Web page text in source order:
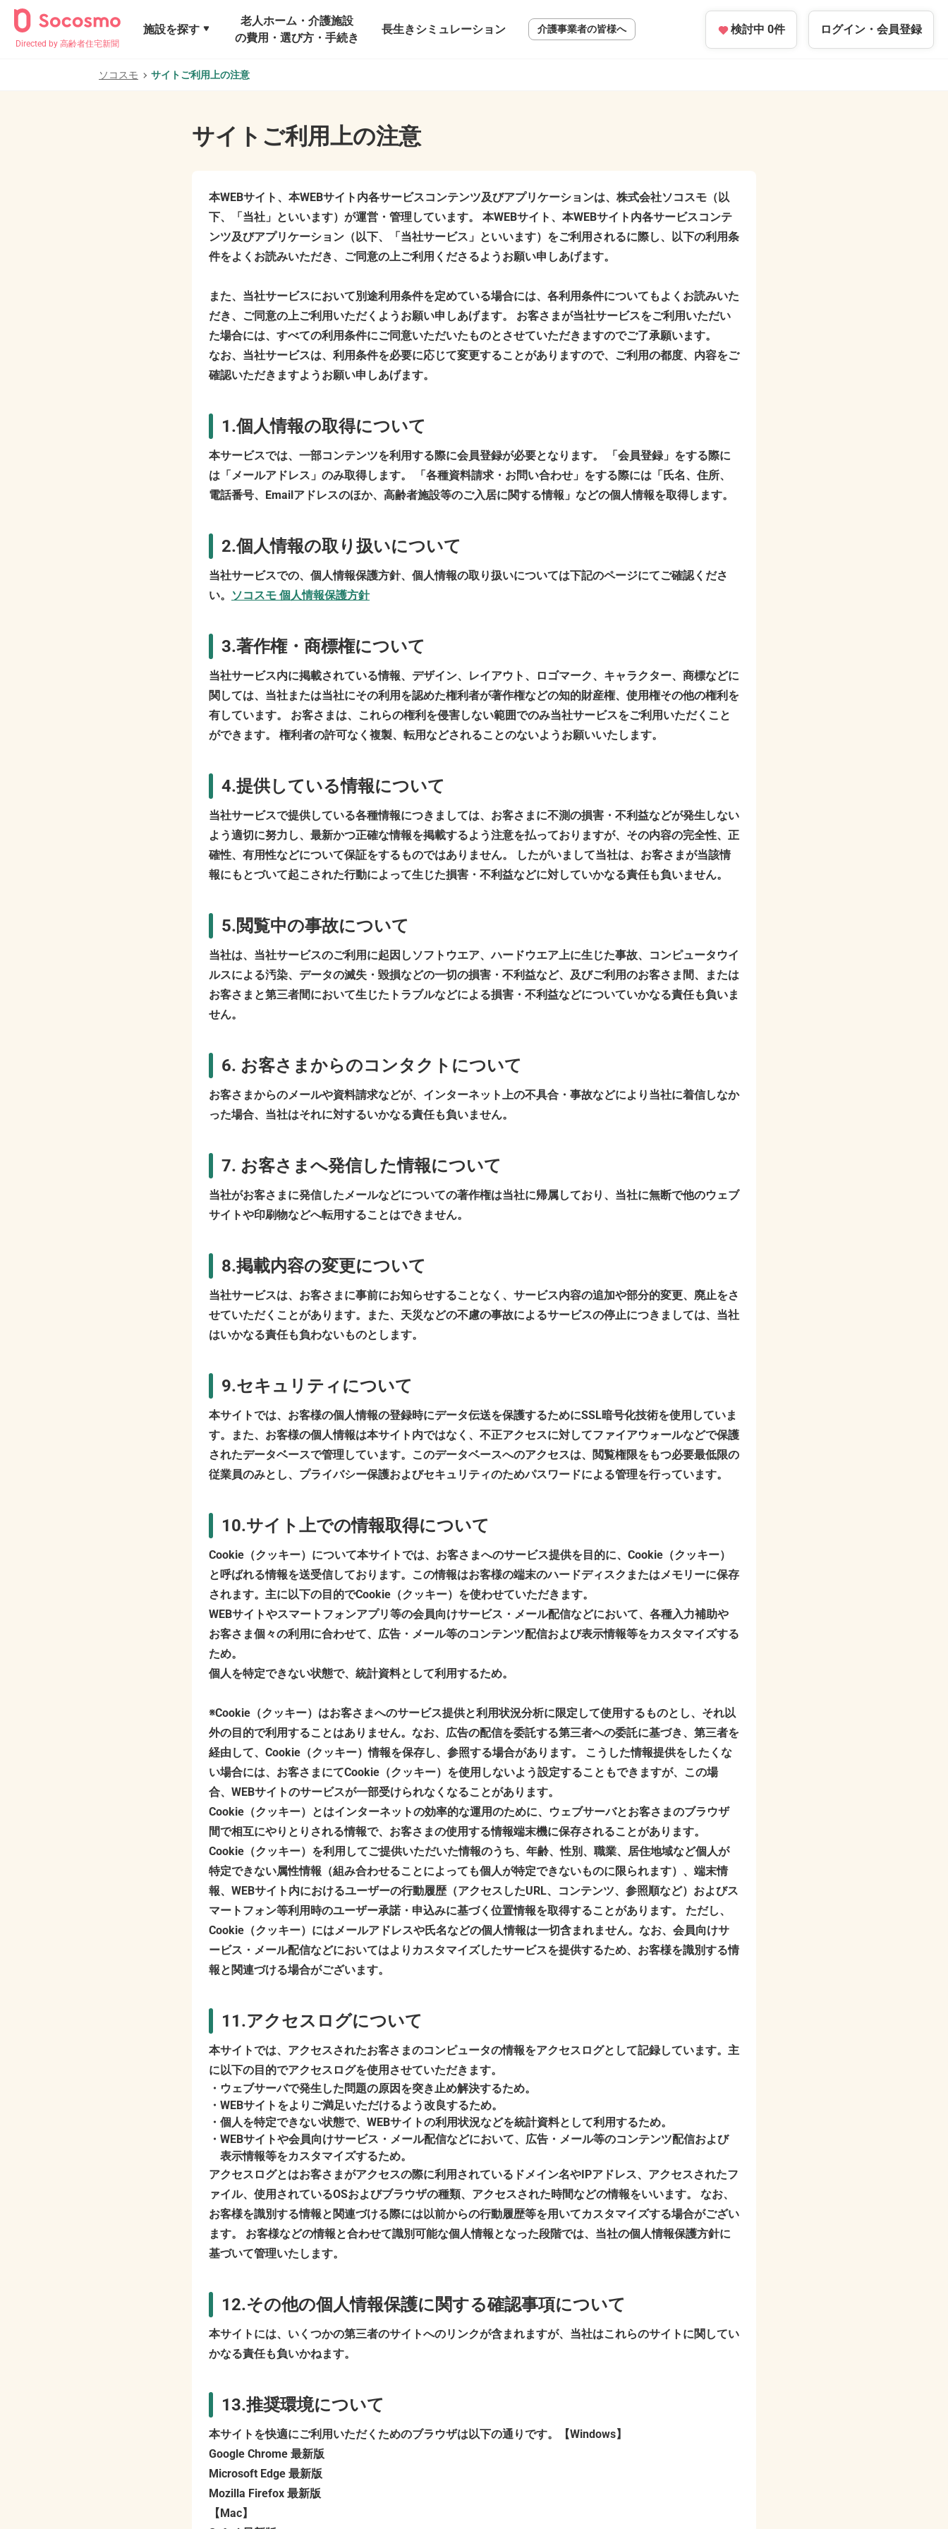
Directed by 高齢者住宅新聞
施設を探す
老人ホーム・介護施設
の費用・選び方・手続き
長生きシミュレーション 介護事業者の皆様へ 検討中 0件 ログイン・ 会員登録
ソコスモ サイトご利用上の注意
サイトご利用上の注意
本WEBサイト、本WEBサイト内各サービスコンテンツ及びアプリケーションは、株式会社ソコスモ（以
下、「当社」といいます）が運営・管理しています。 本WEBサイト、本WEBサイト内各サービスコンテ
ンツ及びアプリケーション（以下、「当社サービス」といいます）をご利用されるに際し、以下の利用条
件をよくお読みいただき、ご同意の上ご利用くださるようお願い申しあげます。
また、当社サービスにおいて別途利用条件を定めている場合には、各利用条件についてもよくお読みいた
だき、ご同意の上ご利用いただくようお願い申しあげます。 お客さまが当社サービスをご利用いただい
た場合には、すべての利用条件にご同意いただいたものとさせていただきますのでご了承願います。
なお、当社サービスは、利用条件を必要に応じて変更することがありますので、ご利用の都度、内容をご
確認いただきますようお願い申しあげます。
1.個人情報の取得について
本サービスでは、一部コンテンツを利用する際に会員登録が必要となります。 「会員登録」をする際に
は「メールアドレス」のみ取得します。 「各種資料請求・お問い合わせ」をする際には「氏名、住所、
電話番号、Emailアドレスのほか、高齢者施設等のご入居に関する情報」などの個人情報を取得します。
2.個人情報の取り扱いについて
当社サービスでの、個人情報保護方針、個人情報の取り扱いについては下記のページにてご確認くださ
い。
ソコスモ 個人情報保護方針
3.著作権・商標権について
当社サービス内に掲載されている情報、デザイン、レイアウト、ロゴマーク、キャラクター、商標などに
関しては、当社または当社にその利用を認めた権利者が著作権などの知的財産権、使用権その他の権利を
有しています。 お客さまは、これらの権利を侵害しない範囲でのみ当社サービスをご利用いただくこと
ができます。 権利者の許可なく複製、転用などされることのないようお願いいたします。
4.提供している情報について
当社サービスで提供している各種情報につきましては、お客さまに不測の損害・不利益などが発生しない
よう適切に努力し、最新かつ正確な情報を掲載するよう注意を払っておりますが、その内容の完全性、正
確性、有用性などについて保証をするものではありません。 したがいまして当社は、お客さまが当該情
報にもとづいて起こされた行動によって生じた損害・不利益などに対していかなる責任も負いません。
5.閲覧中の事故について
当社は、当社サービスのご利用に起因しソフトウエア、ハードウエア上に生じた事故、コンピュータウイ
ルスによる汚染、データの滅失・毀損などの一切の損害・不利益など、及びご利用のお客さま間、または
お客さまと第三者間において生じたトラブルなどによる損害・不利益などについていかなる責任も負いま
せん。
6. お客さまからのコンタクトについて
お客さまからのメールや資料請求などが、インターネット上の不具合・事故などにより当社に着信しなか
った場合、当社はそれに対するいかなる責任も負いません。
7. お客さまへ発信した情報について
当社がお客さまに発信したメールなどについての著作権は当社に帰属しており、当社に無断で他のウェブ
サイトや印刷物などへ転用することはできません。
8.掲載内容の変更について
当社サービスは、お客さまに事前にお知らせすることなく、サービス内容の追加や部分的変更、廃止をさ
せていただくことがあります。また、天災などの不慮の事故によるサービスの停止につきましては、当社
はいかなる責任も負わないものとします。
9.セキュリティについて
本サイトでは、お客様の個人情報の登録時にデータ伝送を保護するためにSSL暗号化技術を使用していま
す。また、お客様の個人情報は本サイト内ではなく、不正アクセスに対してファイアウォールなどで保護
されたデータベースで管理しています。このデータベースへのアクセスは、閲覧権限をもつ必要最低限の
従業員のみとし、プライバシー保護およびセキュリティのためパスワードによる管理を行っています。
10.サイト上での情報取得について
Cookie（クッキー）について本サイトでは、お客さまへのサービス提供を目的に、Cookie（クッキー）
と呼ばれる情報を送受信しております。この情報はお客様の端末のハードディスクまたはメモリーに保存
されます。主に以下の目的でCookie（クッキー）を使わせていただきます。
WEBサイトやスマートフォンアプリ等の会員向けサービス・メール配信などにおいて、各種入力補助や
お客さま個々の利用に合わせて、広告・メール等のコンテンツ配信および表示情報等をカスタマイズする
ため。
個人を特定できない状態で、統計資料として利用するため。
※Cookie（クッキー）はお客さまへのサービス提供と利用状況分析に限定して使用するものとし、それ以
外の目的で利用することはありません。なお、広告の配信を委託する第三者への委託に基づき、第三者を
経由して、Cookie（クッキー）情報を保存し、参照する場合があります。 こうした情報提供をしたくな
い場合には、お客さまにてCookie（クッキー）を使用しないよう設定することもできますが、この場
合、WEBサイトのサービスが一部受けられなくなることがあります。
Cookie（クッキー）とはインターネットの効率的な運用のために、ウェブサーバとお客さまのブラウザ
間で相互にやりとりされる情報で、お客さまの使用する情報端末機に保存されることがあります。
Cookie（クッキー）を利用してご提供いただいた情報のうち、年齢、性別、職業、居住地域など個人が
特定できない属性情報（組み合わせることによっても個人が特定できないものに限られます）、端末情
報、WEBサイト内におけるユーザーの行動履歴（アクセスしたURL、コンテンツ、参照順など）およびス
マートフォン等利用時のユーザー承諾・申込みに基づく位置情報を取得することがあります。 ただし、
Cookie（クッキー）にはメールアドレスや氏名などの個人情報は一切含まれません。なお、会員向けサ
ービス・メール配信などにおいてはよりカスタマイズしたサービスを提供するため、お客様を識別する情
報と関連づける場合がございます。
11.アクセスログについて
本サイトでは、アクセスされたお客さまのコンピュータの情報をアクセスログとして記録しています。主
に以下の目的でアクセスログを使用させていただきます。
ウェブサーバで発生した問題の原因を突き止め解決するため。
WEBサイトをよりご満足いただけるよう改良するため。
個人を特定できない状態で、WEBサイトの利用状況などを統計資料として利用するため。
WEBサイトや会員向けサービス・メール配信などにおいて、広告・メール等のコンテンツ配信および
表示情報等をカスタマイズするため。
アクセスログとはお客さまがアクセスの際に利用されているドメイン名やIPアドレス、アクセスされたフ
ァイル、使用されているOSおよびブラウザの種類、アクセスされた時間などの情報をいいます。 なお、
お客様を識別する情報と関連づける際には以前からの行動履歴等を用いてカスタマイズする場合がござい
ます。 お客様などの情報と合わせて識別可能な個人情報となった段階では、当社の個人情報保護方針に
基づいて管理いたします。
12.その他の個人情報保護に関する確認事項について
本サイトには、いくつかの第三者のサイトへのリンクが含まれますが、当社はこれらのサイトに関してい
かなる責任も負いかねます。
13.推奨環境について
本サイトを快適にご利用いただくためのブラウザは以下の通りです。【Windows】
Google Chrome 最新版
Microsoft Edge 最新版
Mozilla Firefox 最新版
【Mac】